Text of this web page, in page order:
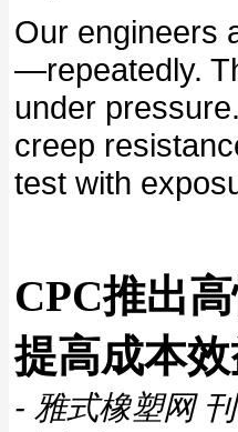
Our engineers
—repeatedly.
under
creep
test with
CPC推出
提高成本
- 雅式橡塑网